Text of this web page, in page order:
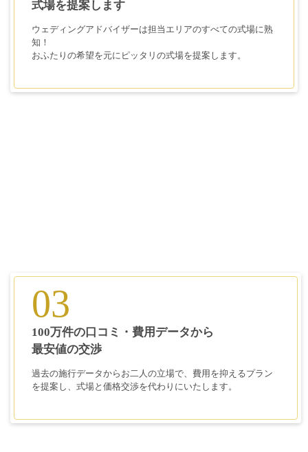
式場を提案します
ウェディングアドバイザーは担当エリアのすべての式場に熟
知！
おふたりの希望を元にピッタリの式場を提案します。
03
100万件の口コミ・費用データから
最安値の交渉
過去の施行データからお二人の立場で、費用を抑えるプラン
を提案し、式場と価格交渉を代わりにいたします。